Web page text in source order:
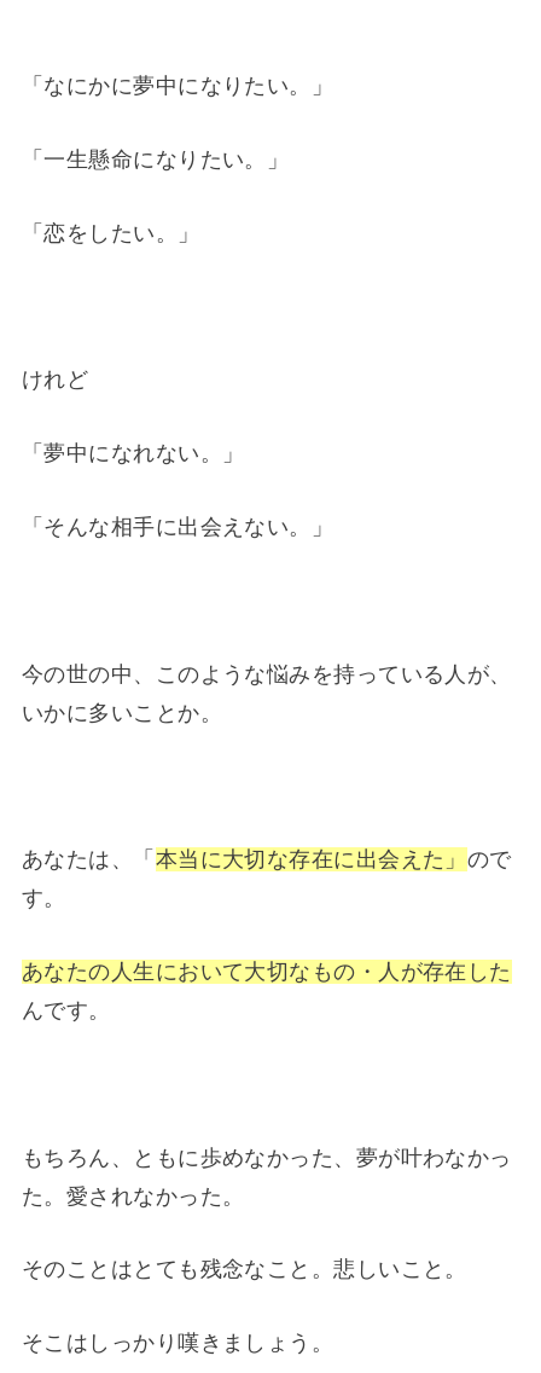
「なにかに夢中になりたい。」
「一生懸命になりたい。」
「恋をしたい。」
けれど
「夢中になれない。」
「そんな相手に出会えない。」
今の世の中、このような悩みを持っている人が、
いかに多いことか。
あなたは、「 本当に大切な存在に出会えた」 ので
す。
あなたの人生において大切なもの・人が存在した
んです。
もちろん、ともに歩めなかった、夢が叶わなかっ
た。愛されなかった。
そのことはとても残念なこと。悲しいこと。
そこはしっかり嘆きましょう。